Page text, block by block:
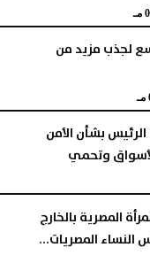
لجذب مزيد من
بشأن الأمن
وتحمي
المصرية بالخارج
النساء المصريات...